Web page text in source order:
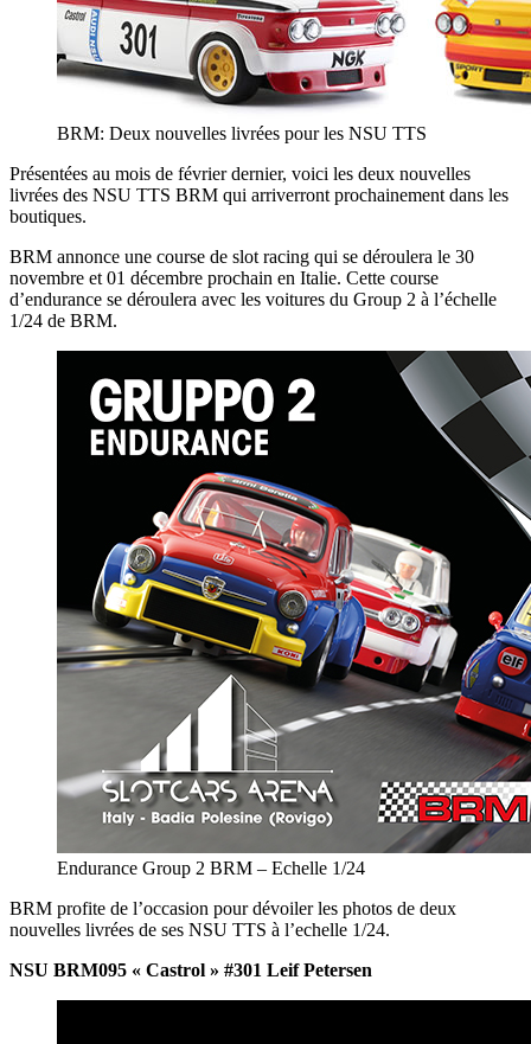
BRM: Deux nouvelles livrées pour les NSU TTS
Présentées au mois de février dernier, voici les deux nouvelles
livrées des NSU TTS BRM qui arriverront prochainement dans les
boutiques.
BRM annonce une course de slot racing qui se déroulera le 30
novembre et 01 décembre prochain en Italie. Cette course
d’endurance se déroulera avec les voitures du Group 2 à l’échelle
1/24 de BRM.
Endurance Group 2 BRM – Echelle 1/24
BRM profite de l’occasion pour dévoiler les photos de deux
nouvelles livrées de ses NSU TTS à l’echelle 1/24.
NSU BRM095 « Castrol » #301 Leif Petersen